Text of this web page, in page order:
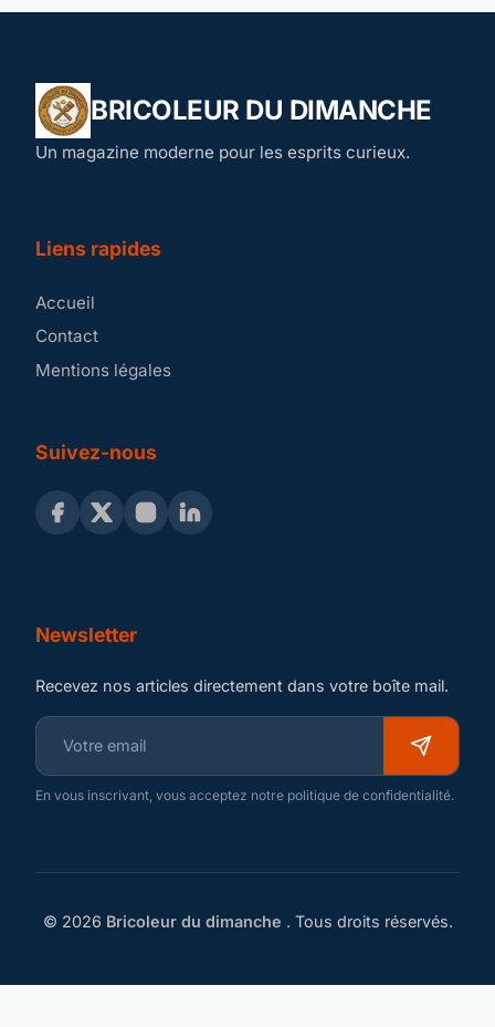
BRICOLEUR DU DIMANCHE
Un magazine moderne pour les esprits curieux.
Liens rapides
Accueil
Contact
Mentions légales
Suivez-nous
Newsletter
Recevez nos articles directement dans votre boîte mail.
En vous inscrivant, vous acceptez notre politique de confidentialité.
© 2026 Bricoleur du dimanche . Tous droits réservés.